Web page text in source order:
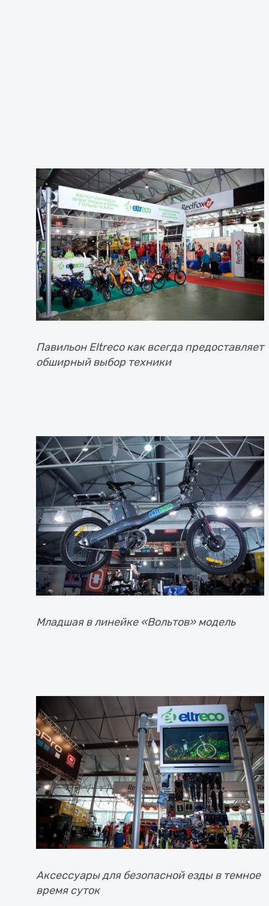
Павильон Eltreco как всегда предоставляет
обширный выбор техники
Младшая в линейке «Вольтов» модель
Аксессуары для безопасной езды в темное
время суток